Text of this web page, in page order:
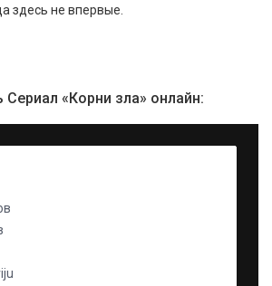
здесь не впервые.
Сериал «Корни зла» онлайн: